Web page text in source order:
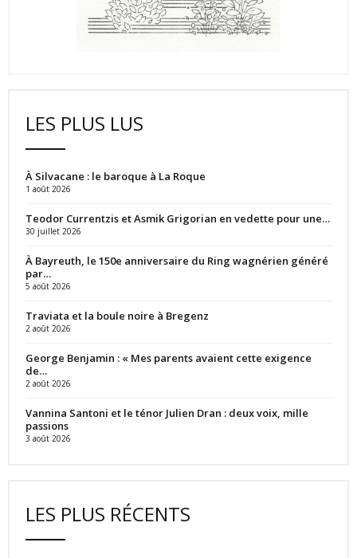
LES PLUS LUS
À Silvacane : le baroque à La Roque
1 août 2026
Teodor Currentzis et Asmik Grigorian en vedette pour une…
30 juillet 2026
À Bayreuth, le 150e anniversaire du Ring wagnérien généré
par…
5 août 2026
Traviata et la boule noire à Bregenz
2 août 2026
George Benjamin : « Mes parents avaient cette exigence
de…
2 août 2026
Vannina Santoni et le ténor Julien Dran : deux voix, mille
passions
3 août 2026
LES PLUS RÉCENTS